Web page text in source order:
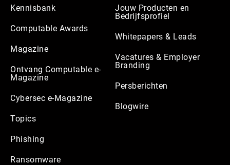
Kennisbank
Computable Awards
Magazine
Ontvang Computable e-
Magazine
Cybersec e-Magazine
Topics
Phishing
Ransomware
Jouw Producten en
Bedrijfsprofiel
Whitepapers & Leads
Vacatures & Employer
Branding
Persberichten
Blogwire